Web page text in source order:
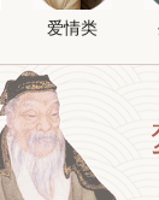
爱情类